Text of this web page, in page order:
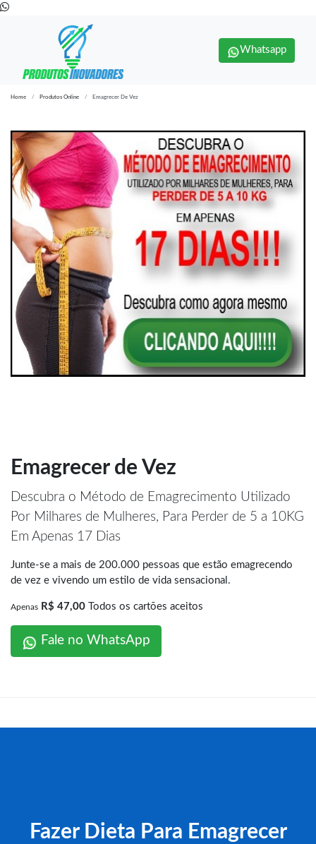
Whatsapp
Home Produtos Online Emagrecer De Vez
Emagrecer de Vez
Descubra o Método de Emagrecimento Utilizado
Por Milhares de Mulheres, Para Perder de 5 a 10KG
Em Apenas 17 Dias
Junte-se a mais de 200.000 pessoas que estão emagrecendo
de vez e vivendo um estilo de vida sensacional.
Apenas R$ 47,00 Todos os cartões aceitos
Fale no WhatsApp
Fazer Dieta Para Emagrecer